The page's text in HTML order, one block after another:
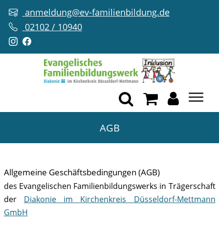
anmeldung@ev-familienbildung.de
02102 / 10940
AGB
Allgemeine Geschäftsbedingungen (AGB)
des Evangelischen Familienbildungswerks in Trägerschaft
der Diakonie im Kirchenkreis Düsseldorf-Mettmann
GmbH